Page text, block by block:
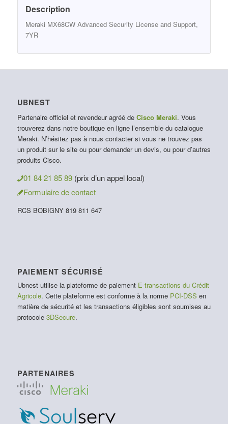
Description
Meraki MX68CW Advanced Security License and Support,
7YR
UBNEST
Partenaire officiel et revendeur agréé de Cisco Meraki. Vous
trouverez dans notre boutique en ligne l’ensemble du catalogue
Meraki. N’hésitez pas à nous contacter si vous ne trouvez pas
un produit sur le site ou pour demander un devis, ou pour d’autres
produits Cisco.
01 84 21 85 89 (prix d’un appel local)
Formulaire de contact
RCS BOBIGNY 819 811 647
PAIEMENT SÉCURISÉ
Ubnest utilise la plateforme de paiement E-transactions du Crédit
Agricole. Cette plateforme est conforme à la norme PCI-DSS en
matière de sécurité et les transactions éligibles sont soumises au
protocole 3DSecure.
PARTENAIRES